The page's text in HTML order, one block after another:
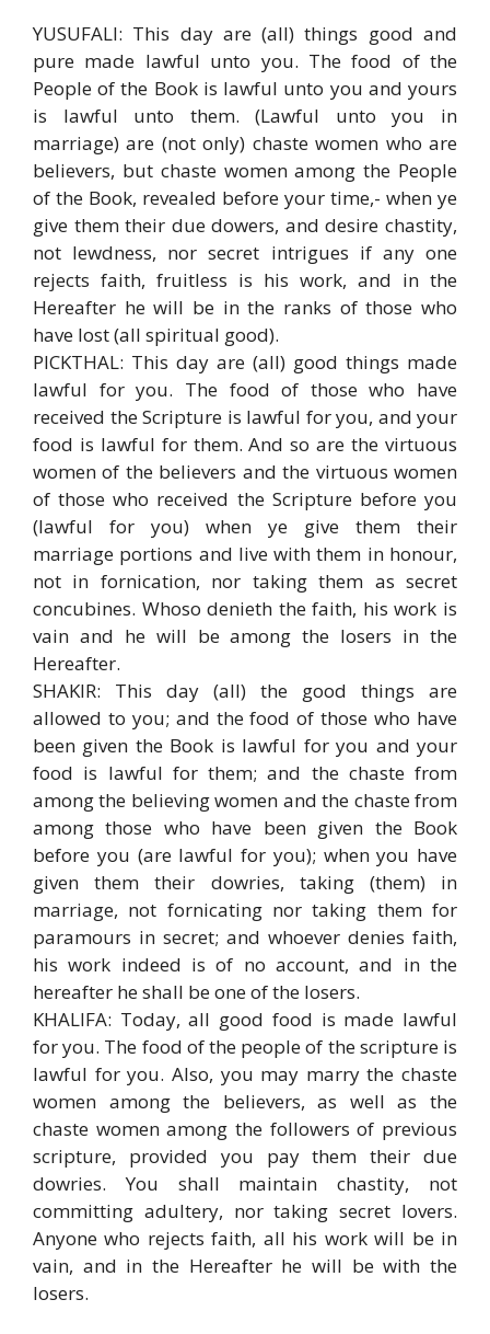
YUSUFALI: This day are (all) things good and
pure made lawful unto you. The food of the
People of the Book is lawful unto you and yours
is lawful unto them. (Lawful unto you in
marriage) are (not only) chaste women who are
believers, but chaste women among the People
of the Book, revealed before your time,- when ye
give them their due dowers, and desire chastity,
not lewdness, nor secret intrigues if any one
rejects faith, fruitless is his work, and in the
Hereafter he will be in the ranks of those who
have lost (all spiritual good).
PICKTHAL: This day are (all) good things made
lawful for you. The food of those who have
received the Scripture is lawful for you, and your
food is lawful for them. And so are the virtuous
women of the believers and the virtuous women
of those who received the Scripture before you
(lawful for you) when ye give them their
marriage portions and live with them in honour,
not in fornication, nor taking them as secret
concubines. Whoso denieth the faith, his work is
vain and he will be among the losers in the
Hereafter.
SHAKIR: This day (all) the good things are
allowed to you; and the food of those who have
been given the Book is lawful for you and your
food is lawful for them; and the chaste from
among the believing women and the chaste from
among those who have been given the Book
before you (are lawful for you); when you have
given them their dowries, taking (them) in
marriage, not fornicating nor taking them for
paramours in secret; and whoever denies faith,
his work indeed is of no account, and in the
hereafter he shall be one of the losers.
KHALIFA: Today, all good food is made lawful
for you. The food of the people of the scripture is
lawful for you. Also, you may marry the chaste
women among the believers, as well as the
chaste women among the followers of previous
scripture, provided you pay them their due
dowries. You shall maintain chastity, not
committing adultery, nor taking secret lovers.
Anyone who rejects faith, all his work will be in
vain, and in the Hereafter he will be with the
losers.